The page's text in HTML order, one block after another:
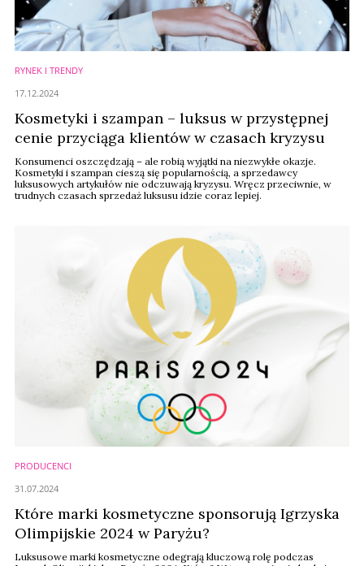
RYNEK I TRENDY
Kosmetyki i szampan – luksus w przystępnej
cenie przyciąga klientów w czasach kryzysu
Konsumenci oszczędzają – ale robią wyjątki na niezwykłe okazje.
Kosmetyki i szampan cieszą się popularnością, a sprzedawcy
luksusowych artykułów nie odczuwają kryzysu. Wręcz przeciwnie, w
trudnych czasach sprzedaż luksusu idzie coraz lepiej.
17.12.2024
PRODUCENCI
Które marki kosmetyczne sponsorują Igrzyska
Olimpijskie 2024 w Paryżu?
Luksusowe marki kosmetyczne odegrają kluczową rolę podczas
31.07.2024